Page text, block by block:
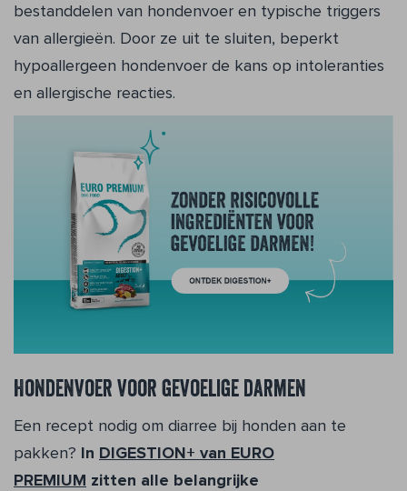
bestanddelen van hondenvoer en typische triggers
van allergieën. Door ze uit te sluiten, beperkt
hypoallergeen hondenvoer de kans op intoleranties
en allergische reacties.
Hondenvoer voor gevoelige darmen
Een recept nodig om diarree bij honden aan te
pakken? In DIGESTION+ van EURO
PREMIUM zitten alle belangrijke